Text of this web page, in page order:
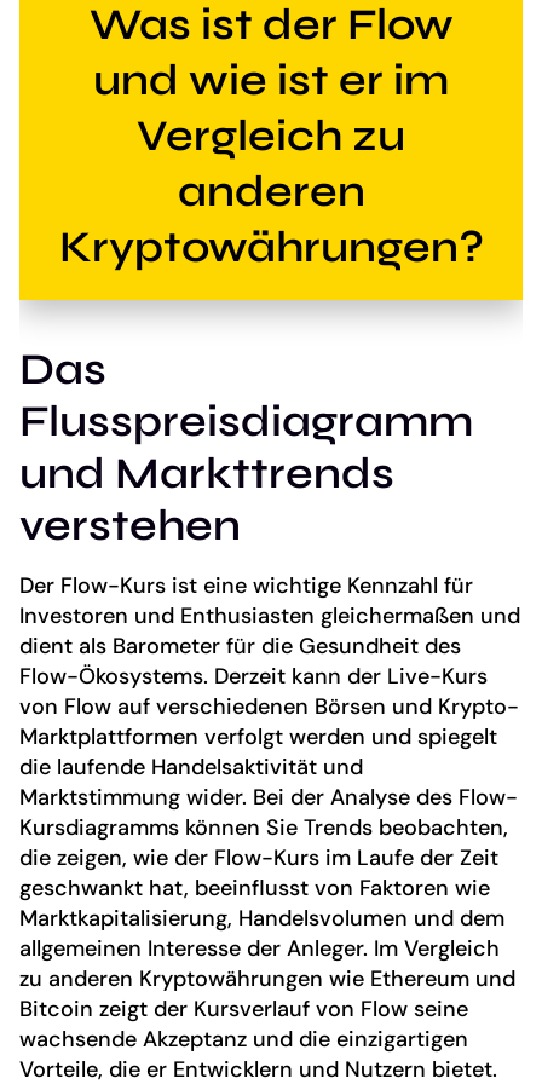
Was ist der Flow
und wie ist er im
Vergleich zu
anderen
Kryptowährungen?
Das
Flusspreisdiagramm
und Markttrends
verstehen
Der Flow-Kurs ist eine wichtige Kennzahl für
Investoren und Enthusiasten gleichermaßen und
dient als Barometer für die Gesundheit des
Flow-Ökosystems. Derzeit kann der Live-Kurs
von Flow auf verschiedenen Börsen und Krypto-
Marktplattformen verfolgt werden und spiegelt
die laufende Handelsaktivität und
Marktstimmung wider. Bei der Analyse des Flow-
Kursdiagramms können Sie Trends beobachten,
die zeigen, wie der Flow-Kurs im Laufe der Zeit
geschwankt hat, beeinflusst von Faktoren wie
Marktkapitalisierung, Handelsvolumen und dem
allgemeinen Interesse der Anleger. Im Vergleich
zu anderen Kryptowährungen wie Ethereum und
Bitcoin zeigt der Kursverlauf von Flow seine
wachsende Akzeptanz und die einzigartigen
Vorteile, die er Entwicklern und Nutzern bietet.